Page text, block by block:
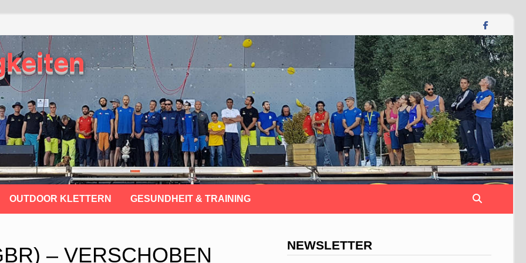
OUTDOOR KLETTERN GESUNDHEIT & TRAINING
– VERSCHOBEN
NEWSLETTER